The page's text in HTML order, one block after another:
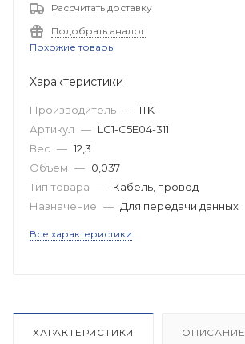
Рассчитать доставку
Подобрать аналог
Похожие товары
Характеристики
Производитель — ITK
Артикул — LC1-C5E04-311
Вес — 12,3
Объем — 0,037
Тип товара — Кабель, провод
Назначение — Для передачи данных
Все характеристики
ХАРАКТЕРИСТИКИ ОПИСАНИЕ